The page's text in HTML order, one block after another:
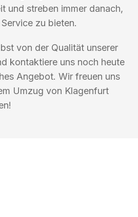
und streben immer danach,
zu bieten.
von der Qualität unserer
kontaktiere uns noch heute
Angebot. Wir freuen uns
Umzug von Klagenfurt